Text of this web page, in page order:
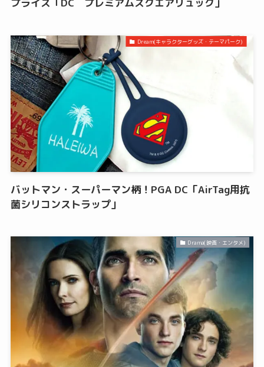
Dream(キャラクターグッズ・テーマパーク)
バットマン・スーパーマン柄！PGA DC「AirTag用抗
菌シリコンストラップ」
Drama(映画・エンタメ)